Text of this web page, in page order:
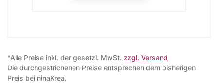
*Alle Preise inkl. der gesetzl. MwSt. zzgl. Versand
Die durchgestrichenen Preise entsprechen dem bisherigen
Preis bei ninaKrea.